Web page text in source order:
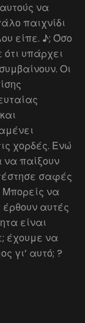
να
παιχνίδι
είπε. ♪; Όσο
υπάρχει
Οι
χορδές. Ενώ
να παίξουν
σαφές
Μπορείς να
αυτές
είναι
έχουμε να
γι’ αυτό; ?